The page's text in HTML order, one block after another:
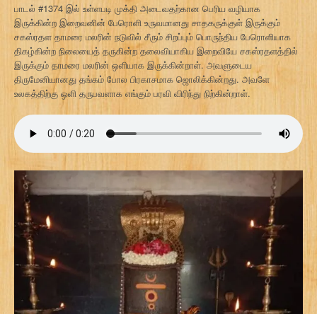
பாடல் #1374 இல் உள்ளபடி முக்தி அடைவதற்கான பெரிய வழியாக
இருக்கின்ற இறைவனின் பேரொளி உருவமானது சாதகருக்குள் இருக்கும்
சகஸ்ரதள தாமரை மலரின் நடுவில் சீரும் சிறப்பும் பொருந்திய பேரொளியாக
திகழ்கின்ற நிலையைத் தருகின்ற தலைவியாகிய இறைவியே சகஸ்ரதளத்தில்
இருக்கும் தாமரை மலரின் ஒளியாக இருக்கின்றாள். அவளுடைய
திருமேனியானது தங்கம் போல பிரகாசமாக ஜொலிக்கின்றது. அவளே
உலகத்திற்கு ஒளி தருபவளாக எங்கும் பரவி விரிந்து நிற்கின்றாள்.